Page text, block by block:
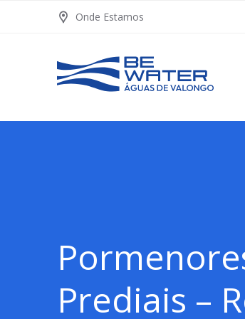
Onde Estamos
Prediais –